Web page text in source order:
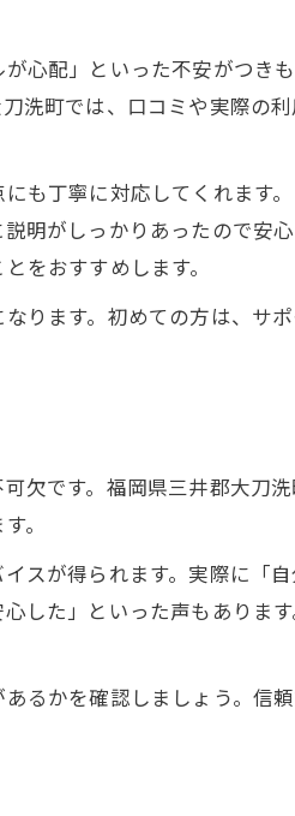
を参考に
る実践的なヒント
イント
コツ
絡方法
ート活用術
心配」といった不安がつき
洗町では、口コミや実際の
も丁寧に対応してくれます
明がしっかりあったので安
をおすすめします。
ります。初めての方は、サ
欠です。福岡県三井郡大刀
。
スが得られます。実際に「
した」といった声もありま
るかを確認しましょう。信